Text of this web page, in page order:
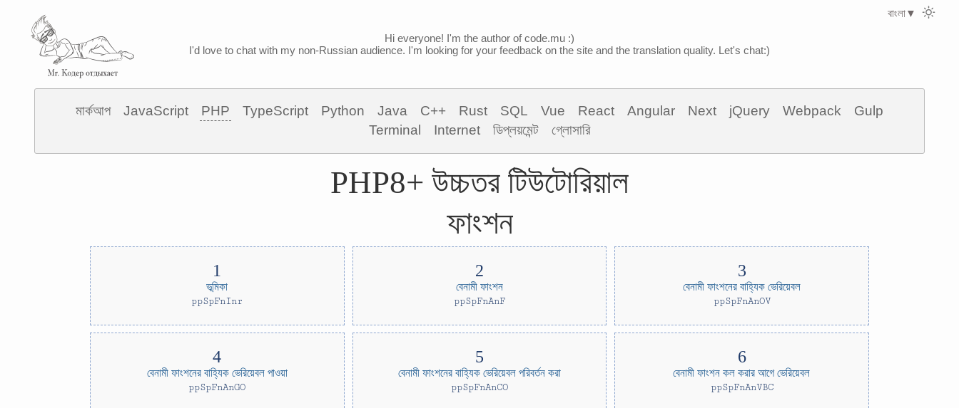
Hi everyone! I'm the author of code.mu :)
I'd love to chat with my non-Russian audience. I'm looking for your feedback on the site and the translation quality. Let's chat:)
মার্কআপ JavaScript PHP TypeScript Python Java C++ Rust SQL Vue React Angular Next jQuery Webpack
Gulp
Terminal
Internet ডিপ্লয়মেন্ট গ্লোসারি
PHP8+ উচ্চতর টিউটোরিয়াল
ফাংশন
ভূমিকা
ppSpFnInr
বেনামী ফাংশন
ppSpFnAnF
বেনামী ফাংশনের বাহ্যিক ভেরিয়েবল
ppSpFnAnOV
বেনামী ফাংশনের বাহ্যিক ভেরিয়েবল পাওয়া
ppSpFnAnGO
বেনামী ফাংশনের বাহ্যিক ভেরিয়েবল পরিবর্তন করা
ppSpFnAnCO
বেনামী ফাংশন কল করার আগে ভেরিয়েবল
ppSpFnAnVBC
বাংলা▼